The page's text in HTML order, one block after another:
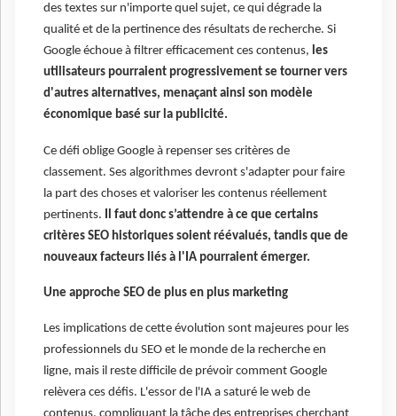
des textes sur n'importe quel sujet, ce qui dégrade la
qualité et de la pertinence des résultats de recherche. Si
Google échoue à filtrer efficacement ces contenus, les
utilisateurs pourraient progressivement se tourner vers
d'autres alternatives, menaçant ainsi son modèle
économique basé sur la publicité.
Ce défi oblige Google à repenser ses critères de
classement. Ses algorithmes devront s'adapter pour faire
la part des choses et valoriser les contenus réellement
pertinents.
Il faut donc s’attendre à ce que certains
critères SEO historiques soient réévalués, tandis que de
nouveaux facteurs liés à l'IA pourraient émerger.
Une approche SEO de plus en plus marketing
Les implications de cette évolution sont majeures pour les
professionnels du SEO et le monde de la recherche en
ligne, mais il reste difficile de prévoir comment Google
relèvera ces défis. L'essor de l'IA a saturé le web de